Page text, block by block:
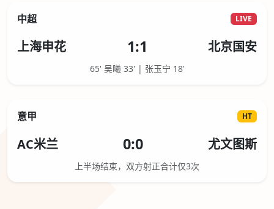
中超 LIVE
上海申花 1:1 北京国安
65' 吴曦 33' | 张玉宁 18'
意甲 HT
AC米兰 0:0 尤文图斯
上半场结束，双方射正合计仅3次